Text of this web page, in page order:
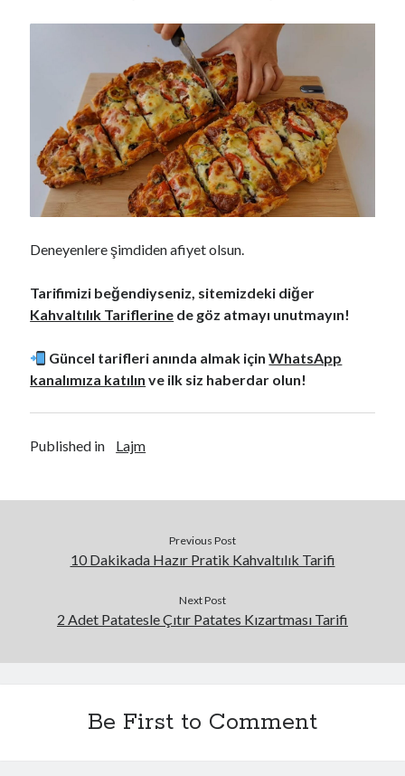
Deneyenlere şimdiden afiyet olsun.
Tarifimizi beğendiyseniz, sitemizdeki diğer
Kahvaltılık Tariflerine de göz atmayı unutmayın!
Güncel tarifleri anında almak içinWhatsApp
kanalımıza katılın ve ilk siz haberdar olun!
Published in Lajm
Previous Post
10 Dakikada Hazır Pratik Kahvaltılık Tarifi
Next Post
2 Adet Patatesle Çıtır Patates Kızartması Tarifi
Be First to Comment